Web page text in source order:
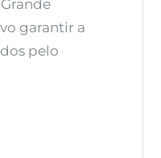
garantir a
pelo